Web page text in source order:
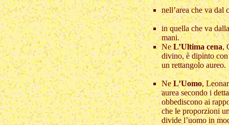
nell’area che va dal
in quella che va
mani.
NeL’Ultima cena,
divino, è dipinto
un rettangolo aureo.
NeL’Uomo,
aurea secondo i
obbediscono ai
che le proporzioni
divide l’uomo in